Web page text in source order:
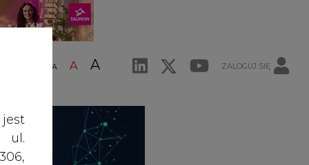
A A A ZALOGUJ SIĘ
ul.